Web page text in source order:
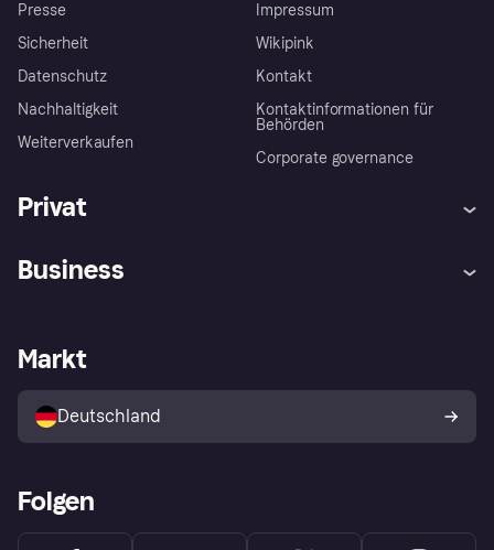
Presse
Sicherheit
Datenschutz
Nachhaltigkeit
Weiterverkaufen
Impressum
Wikipink
Kontakt
Kontaktinformationen für
Behörden
Corporate governance
Privat
Klarna App
Shops entdecken
Käuferschutzrichtlinie
Dein Widerrufsrecht
Business
Händlerportal
Markt
Deutschland
Folgen